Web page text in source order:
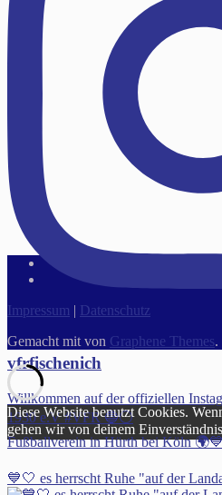
vfrfischenich
Willkommen auf der offiziellen
1930 e.V #VFR 🔵⚪️
Fußballverein in Hürth bei Köln
💙🤍 es herrscht Ruhe "auf der
Impressum | Datenschutz
Gemacht mit von Graphene Themes.
Diese Website benutzt Cookies.
gehen wir von deinem